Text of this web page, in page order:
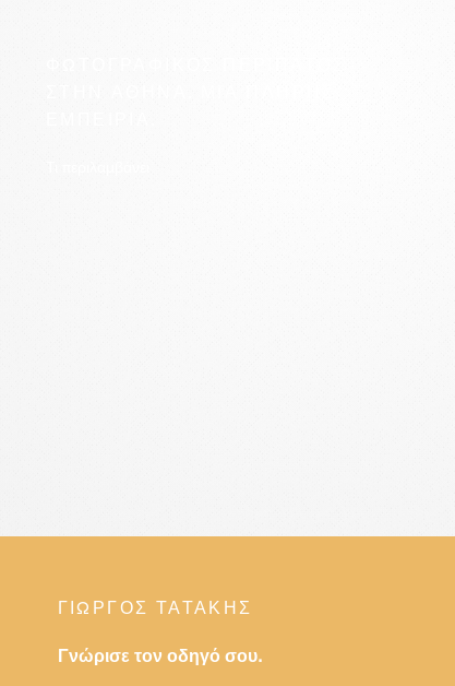
ΓΙΩΡΓΟΣ ΤΑΤΑΚΗΣ
Γνώρισε τον οδηγό σου.